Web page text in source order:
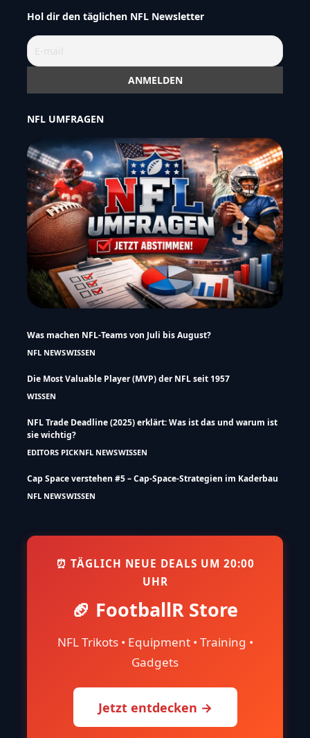
Hol dir den täglichen NFL Newsletter
NFL UMFRAGEN
Was machen NFL-Teams von Juli bis August?
NFL NEWSWISSEN
Die Most Valuable Player (MVP) der NFL seit 1957
WISSEN
NFL Trade Deadline (2025) erklärt: Was ist das und warum ist
sie wichtig?
EDITORS PICKNFL NEWSWISSEN
Cap Space verstehen #5 – Cap-Space-Strategien im Kaderbau
NFL NEWSWISSEN
⏰ TÄGLICH NEUE DEALS UM 20:00
UHR
🏈 FootballR Store
NFL Trikots • Equipment • Training •
Gadgets
Jetzt entdecken →